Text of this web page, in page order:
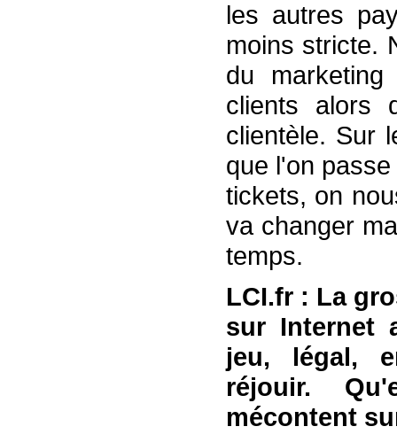
les autres
moins stricte.
du
clients alors
clientèle. Sur
que l'on
tickets, on
va changer
temps.
LCI.fr : La
sur Internet
jeu, légal,
réjouir.
mécontent